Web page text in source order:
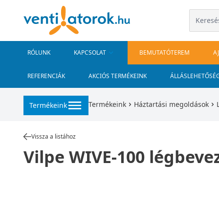
RÓLUNK KAPCSOLAT BEMUTATÓTEREM
REFERENCIÁK AKCIÓS TERMÉKEINK
Termékeink Termékeink Háztartási megoldások
Vissza a listához
Vilpe WIVE-100